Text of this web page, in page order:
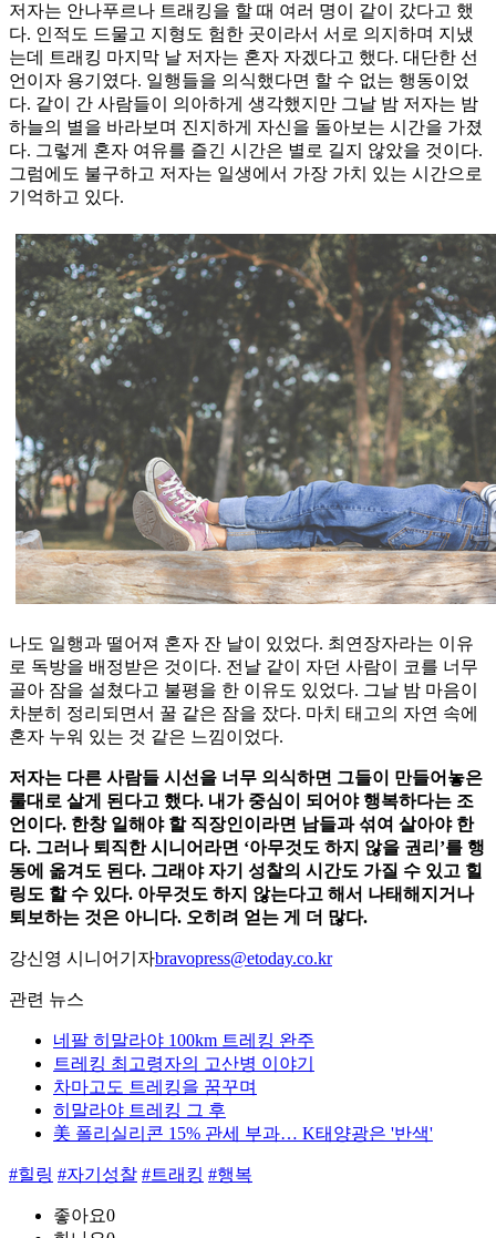
저자는 안나푸르나 트래킹을 할 때 여러 명이 같이 갔다고 했
다. 인적도 드물고 지형도 험한 곳이라서 서로 의지하며 지냈
는데 트래킹 마지막 날 저자는 혼자 자겠다고 했다. 대단한 선
언이자 용기였다. 일행들을 의식했다면 할 수 없는 행동이었
다. 같이 간 사람들이 의아하게 생각했지만 그날 밤 저자는 밤
하늘의 별을 바라보며 진지하게 자신을 돌아보는 시간을 가졌
다. 그렇게 혼자 여유를 즐긴 시간은 별로 길지 않았을 것이다.
그럼에도 불구하고 저자는 일생에서 가장 가치 있는 시간으로
기억하고 있다.
나도 일행과 떨어져 혼자 잔 날이 있었다. 최연장자라는 이유
로 독방을 배정받은 것이다. 전날 같이 자던 사람이 코를 너무
골아 잠을 설쳤다고 불평을 한 이유도 있었다. 그날 밤 마음이
차분히 정리되면서 꿀 같은 잠을 잤다. 마치 태고의 자연 속에
혼자 누워 있는 것 같은 느낌이었다.
저자는 다른 사람들 시선을 너무 의식하면 그들이 만들어놓은
룰대로 살게 된다고 했다. 내가 중심이 되어야 행복하다는 조
언이다. 한창 일해야 할 직장인이라면 남들과 섞여 살아야 한
다. 그러나 퇴직한 시니어라면 ‘아무것도 하지 않을 권리’를 행
동에 옮겨도 된다. 그래야 자기 성찰의 시간도 가질 수 있고 힐
링도 할 수 있다. 아무것도 하지 않는다고 해서 나태해지거나
퇴보하는 것은 아니다. 오히려 얻는 게 더 많다.
강신영 시니어기자bravopress@etoday.co.kr
관련 뉴스
네팔 히말라야 100km 트레킹 완주
트레킹 최고령자의 고산병 이야기
차마고도 트레킹을 꿈꾸며
히말라야 트레킹 그 후
美 폴리실리콘 15% 관세 부과… K태양광은 '반색'
#힐링 #자기성찰 #트래킹 #행복
좋아요0